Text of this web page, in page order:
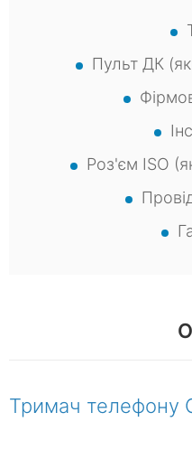
Пульт ДК
Роз'єм ISO
Тримач телефону